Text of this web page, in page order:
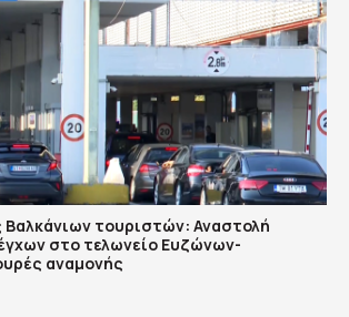
Βαλκάνιων τουριστών: Αναστολή
στο τελωνείο Ευζώνων-
αναμονής